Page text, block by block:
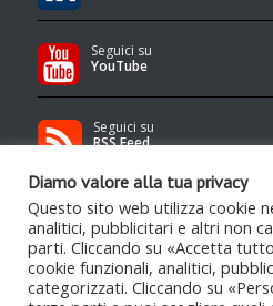
Seguici su
YouTube
Seguici su
RSS Feed
Contenuti protetti da copyright
Diamo valore alla tua privacy
Questo sito web utilizza cookie
analitici, pubblicitari e altri non
parti. Cliccando su «Accetta
cookie funzionali, analitici,
categorizzati. Cliccando su